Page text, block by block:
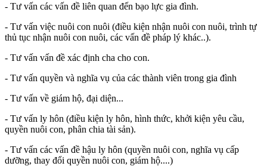
- Tư vấn các vấn đề liên quan đến bạo lực gia đình.
- Tư vấn việc nuôi con nuôi (điều kiện nhận nuôi con nuôi, trình tự
thủ tục nhận nuôi con nuôi, các vấn đề pháp lý khác..).
- Tư vấn vấn đề xác định cha cho con.
- Tư vấn quyền và nghĩa vụ của các thành viên trong gia đình
- Tư vấn về giám hộ, đại diện...
- Tư vấn ly hôn (điều kiện ly hôn, hình thức, khởi kiện yêu cầu,
quyền nuôi con, phân chia tài sản).
- Tư vấn các vấn đề hậu ly hôn (quyền nuôi con, nghĩa vụ cấp
dưỡng, thay đổi quyền nuôi con, giám hộ....)